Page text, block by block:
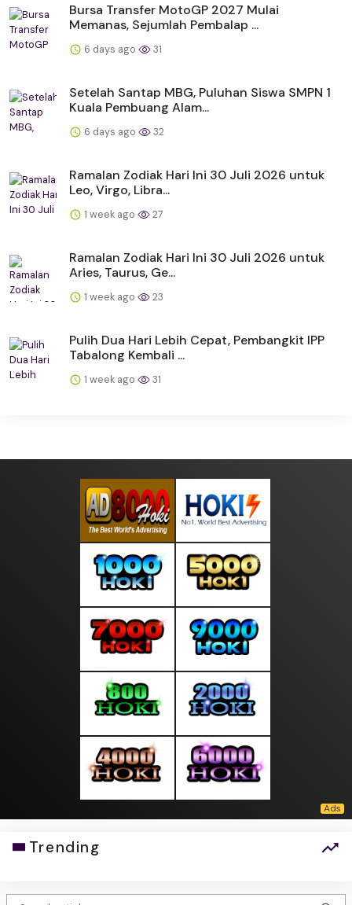
Bursa Transfer MotoGP 2027 Mulai
Memanas, Sejumlah Pembalap ...
6 days ago 31
Setelah Santap MBG, Puluhan Siswa SMPN 1
Kuala Pembuang Alam...
6 days ago 32
Ramalan Zodiak Hari Ini 30 Juli 2026 untuk
Leo, Virgo, Libra...
1 week ago 27
Ramalan Zodiak Hari Ini 30 Juli 2026 untuk
Aries, Taurus, Ge...
1 week ago 23
Pulih Dua Hari Lebih Cepat, Pembangkit IPP
Tabalong Kembali ...
1 week ago 31
Trending